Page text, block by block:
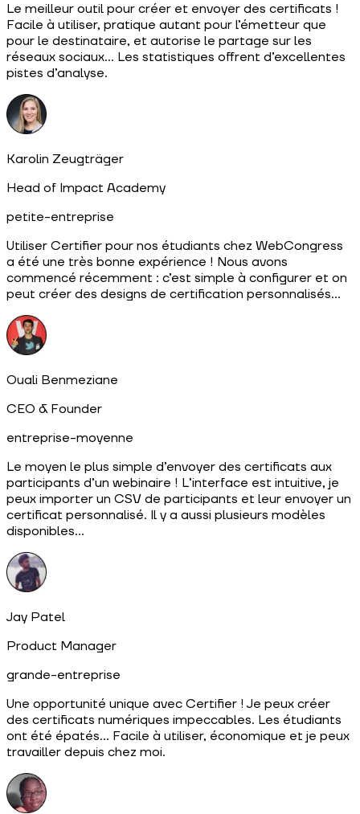
Le meilleur outil pour créer et envoyer des certificats !
Facile à utiliser, pratique autant pour l’émetteur que
pour le destinataire, et autorise le partage sur les
réseaux sociaux… Les statistiques offrent d’excellentes
pistes d’analyse.
Karolin Zeugträger
Head of Impact Academy
petite-entreprise
Utiliser Certifier pour nos étudiants chez WebCongress
a été une très bonne expérience ! Nous avons
commencé récemment : c’est simple à configurer et on
peut créer des designs de certification personnalisés…
Ouali Benmeziane
CEO & Founder
entreprise-moyenne
Le moyen le plus simple d’envoyer des certificats aux
participants d’un webinaire ! L’interface est intuitive, je
peux importer un CSV de participants et leur envoyer un
certificat personnalisé. Il y a aussi plusieurs modèles
disponibles…
Jay Patel
Product Manager
grande-entreprise
Une opportunité unique avec Certifier ! Je peux créer
des certificats numériques impeccables. Les étudiants
ont été épatés… Facile à utiliser, économique et je peux
travailler depuis chez moi.